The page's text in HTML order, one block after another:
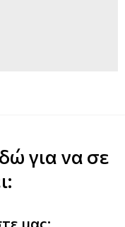
για να σε
μας: